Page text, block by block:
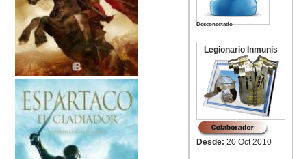
Desconectado
Legionario Inmunis
Desde: 20 Oct 2010